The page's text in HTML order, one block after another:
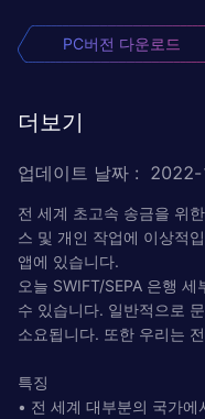
PC버전 다운로드
더보기
업데이트 날짜 :
전 세계 초고속 송금을 위
스 및 개인 작업에 이상적
앱에 있습니다.
오늘 SWIFT/SEPA 은행
수 있습니다. 일반적으로
소요됩니다. 또한 우리는
특징
• 전 세계 대부분의 국가